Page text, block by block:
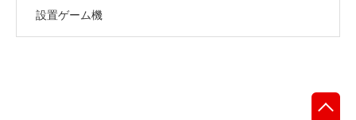
設置ゲーム機